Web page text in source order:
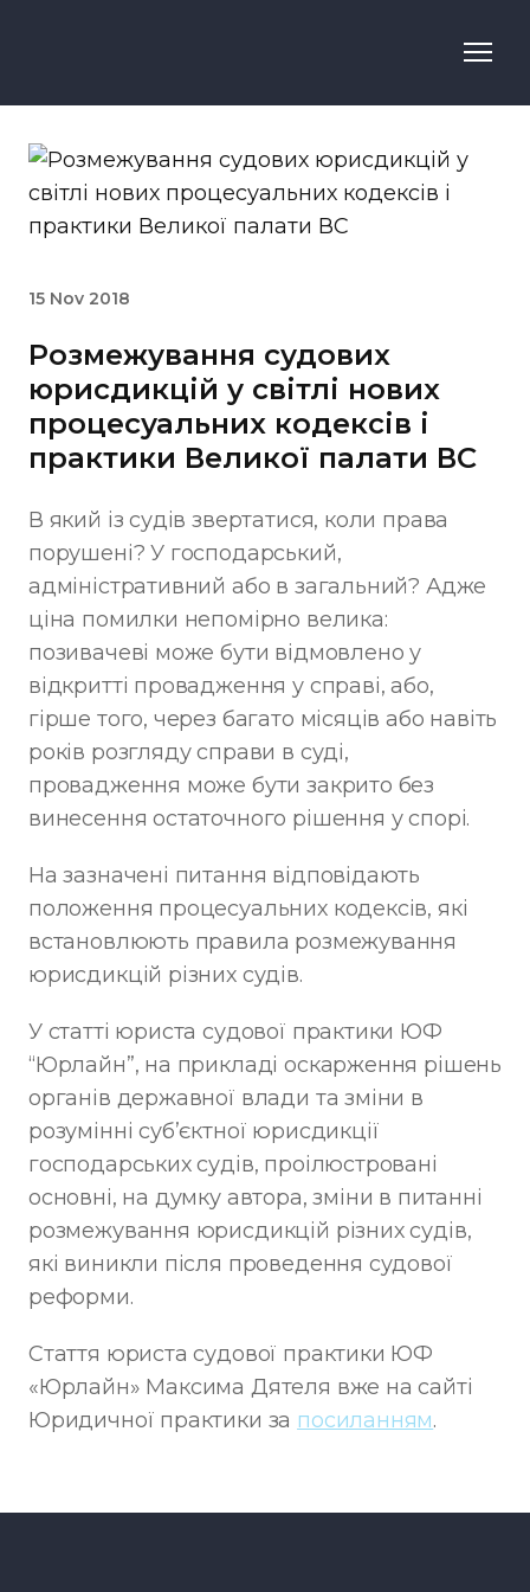
15 Nov 2018
Розмежування судових
юрисдикцій у світлі нових
процесуальних кодексів і
практики Великої палати ВС
В який із судів звертатися, коли права
порушені? У господарський,
адміністративний або в загальний? Адже
ціна помилки непомірно велика:
позивачеві може бути відмовлено у
відкритті провадження у справі, або,
гірше того, через багато місяців або навіть
років розгляду справи в суді,
провадження може бути закрито без
винесення остаточного рішення у спорі.
На зазначені питання відповідають
положення процесуальних кодексів, які
встановлюють правила розмежування
юрисдикцій різних судів.
У статті юриста судової практики ЮФ
“Юрлайн”, на прикладі оскарження рішень
органів державної влади та зміни в
розумінні суб’єктної юрисдикції
господарських судів, проілюстровані
основні, на думку автора, зміни в питанні
розмежування юрисдикцій різних судів,
які виникли після проведення судової
реформи.
Стаття юриста судової практики ЮФ
«Юрлайн» Максима Дятеля вже на сайті
Юридичної практики за посиланням.